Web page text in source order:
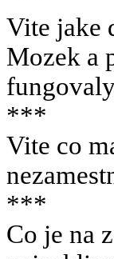
Vite jake
Mozek a
***
Vite co
***
Co je na